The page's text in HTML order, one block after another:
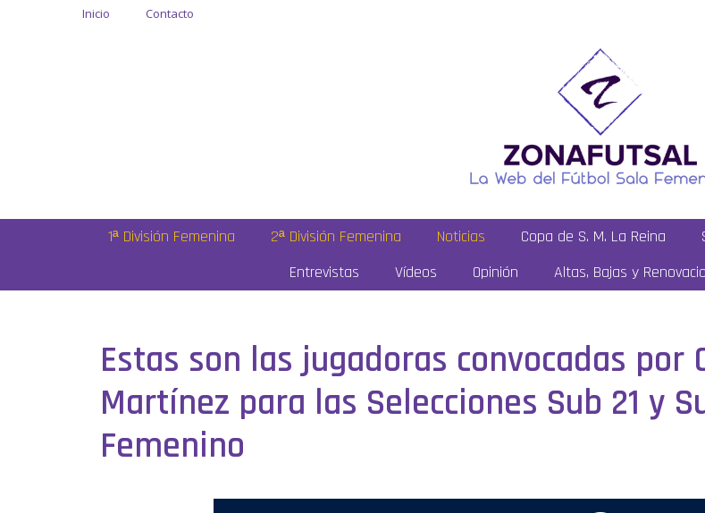
Inicio Contacto
1ª División Femenina 2ª División Femenina Noticias Copa de S. M. La Reina
Entrevistas
Vídeos Opinión Altas, Bajas y
Estas son las jugadoras convocadas por
Martínez para las Selecciones Sub 21 y
Femenino